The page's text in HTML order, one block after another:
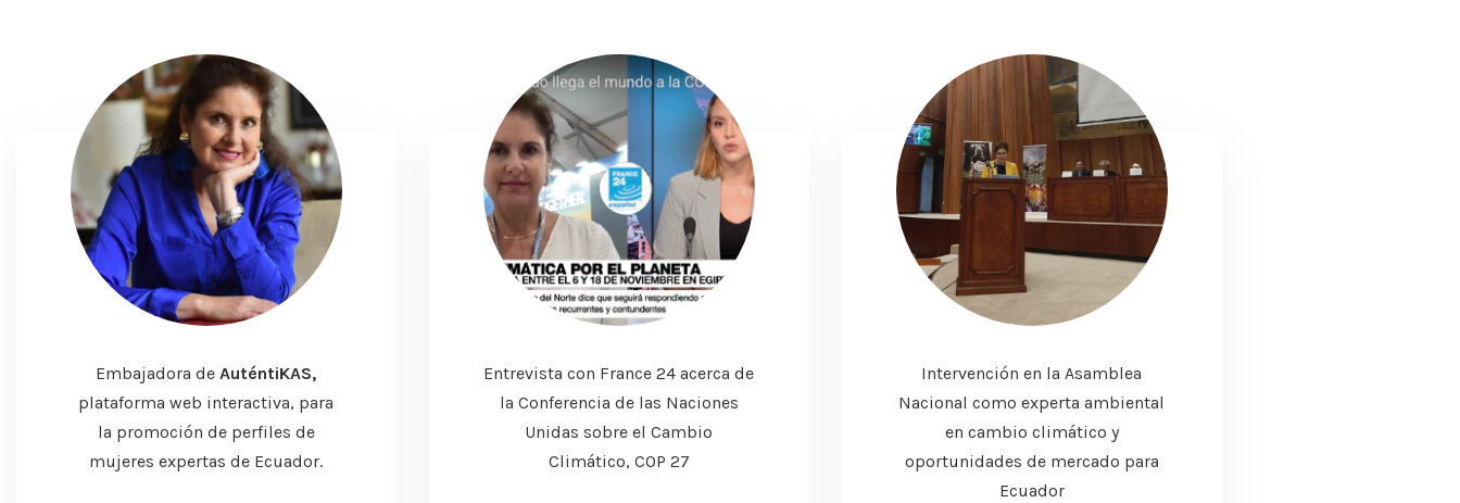
Embajadora deAuténtiKAS,
plataforma web interactiva, para
la promoción de perfiles de
mujeres expertas de Ecuador.
Entrevista con France 24 acerca de
la Conferencia de las Naciones
Unidas sobre el Cambio
Climático, COP 27
Intervención en la Asamblea
Nacional como experta ambiental
en cambio climático y
oportunidades de mercado para
Ecuador